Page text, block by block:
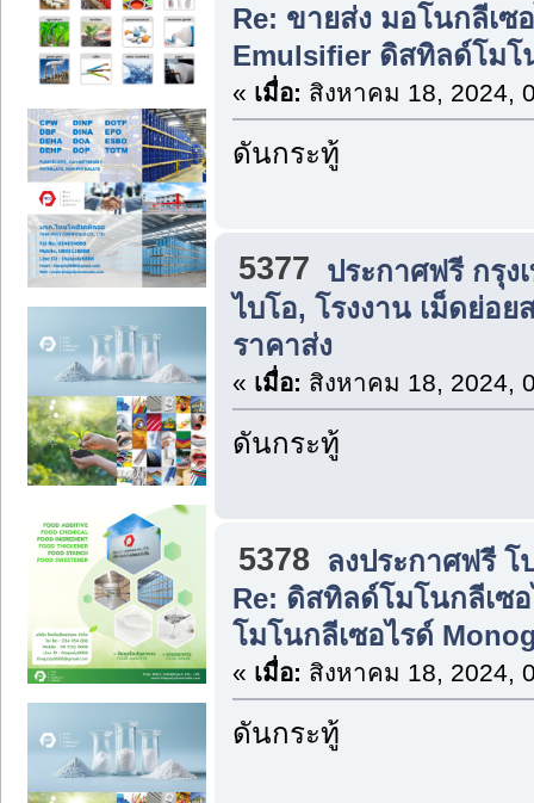
Re: ขายส่ง มอโนกลีเซ
Emulsifier ดิสทิลด์โมโ
« เมื่อ: สิงหาคม 18, 2024,
ดันกระทู้
5377 ประกาศฟรี กรุง
ไบโอ, โรงงาน เม็ดย่อ
ราคาส่ง
« เมื่อ: สิงหาคม 18, 2024,
ดันกระทู้
5378 ลงประกาศฟรี
Re: ดิสทิลด์โมโนกลีเซ
โมโนกลีเซอไรด์
« เมื่อ: สิงหาคม 18, 2024,
ดันกระทู้